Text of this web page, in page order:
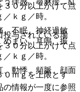
不眠、神経過敏
めまい、耳鳴、振
動悸、頻脈、顔面
３０分以上かけて点
ｋｇ／時。
与されている場
３０分以上かけて点
ｋｇ／時。
ｍｇを上限とす
の情報が一度に参照